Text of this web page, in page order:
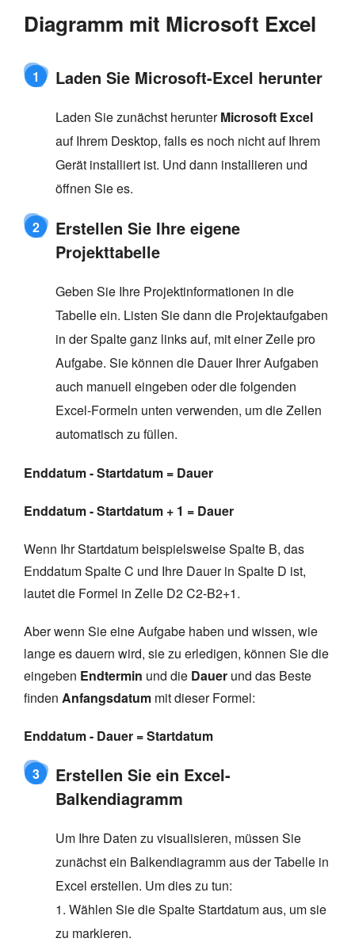
Diagramm mit Microsoft Excel
1 Laden Sie Microsoft-Excel herunter
Laden Sie zunächst herunterMicrosoft Excel
auf Ihrem Desktop, falls es noch nicht auf Ihrem
Gerät installiert ist. Und dann installieren und
öffnen Sie es.
2
Erstellen Sie Ihre eigene
Projekttabelle
Geben Sie Ihre Projektinformationen in die
Tabelle ein. Listen Sie dann die Projektaufgaben
in der Spalte ganz links auf, mit einer Zeile pro
Aufgabe. Sie können die Dauer Ihrer Aufgaben
auch manuell eingeben oder die folgenden
Excel-Formeln unten verwenden, um die Zellen
automatisch zu füllen.
Enddatum - Startdatum = Dauer
Enddatum - Startdatum + 1 = Dauer
Wenn Ihr Startdatum beispielsweise Spalte B, das
Enddatum Spalte C und Ihre Dauer in Spalte D ist,
lautet die Formel in Zelle D2 C2-B2+1.
Aber wenn Sie eine Aufgabe haben und wissen, wie
lange es dauern wird, sie zu erledigen, können Sie die
eingeben Endtermin und die Dauer und das Beste
finden Anfangsdatum mit dieser Formel:
Enddatum - Dauer = Startdatum
3
Erstellen Sie ein Excel-
Balkendiagramm
Um Ihre Daten zu visualisieren, müssen Sie
zunächst ein Balkendiagramm aus der Tabelle in
Excel erstellen. Um dies zu tun:
1. Wählen Sie die Spalte Startdatum aus, um sie
zu markieren.